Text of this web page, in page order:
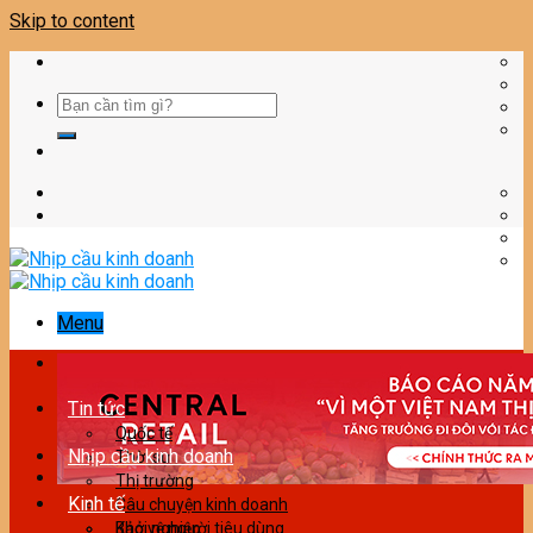
Skip to content
Menu
Tin tức
Quốc tế
Thời sự
Nhịp cầu kinh doanh
Thị trường
Câu chuyện kinh doanh
Bảo vệ người tiêu dùng
Kinh tế
Khởi nghiệp